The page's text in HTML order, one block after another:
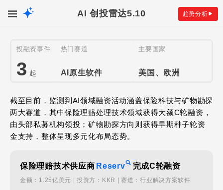
AI 创投雷达5.10 趋势分析
投融资事件
3 起
热门赛道
AI原生软件
主要国家
美国、欧洲
截至目前，监测到AI领域融资活动涵盖保险科技与矿物勘探
两大赛道，其中保险理赔处理技术领域获得大额C轮融资，
由头部私募机构领投；矿物勘探方向则获得早期种子轮资
金支持，整体呈现多元化布局态势。
保险理赔技术供应商 Reserv 完成C轮融资
金额：1.25亿美元 | 投资方：KKR | 赛道：行业解决方案软件